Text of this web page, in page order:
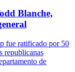
Blanche,
fue ratificado por 50
republicanas
de